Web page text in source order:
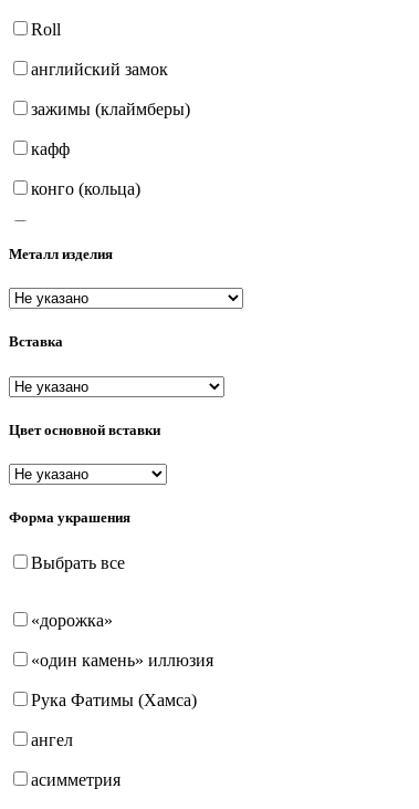
Roll
английский замок
зажимы (клаймберы)
кафф
конго (кольца)
пусеты (гвоздики)
Металл изделия
Вставка
Цвет основной вставки
Форма украшения
Выбрать все
«дорожка»
«один камень» иллюзия
Рука Фатимы (Хамса)
ангел
асимметрия